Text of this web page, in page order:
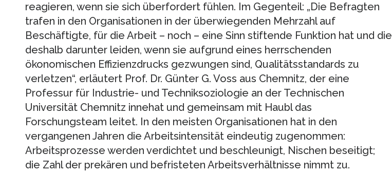
reagieren, wenn sie sich überfordert fühlen. Im Gegenteil: „Die Befragten
trafen in den Organisationen in der überwiegenden Mehrzahl auf
Beschäftigte, für die Arbeit – noch – eine Sinn stiftende Funktion hat und die
deshalb darunter leiden, wenn sie aufgrund eines herrschenden
ökonomischen Effizienzdrucks gezwungen sind, Qualitätsstandards zu
verletzen“, erläutert Prof. Dr. Günter G. Voss aus Chemnitz, der eine
Professur für Industrie- und Techniksoziologie an der Technischen
Universität Chemnitz innehat und gemeinsam mit Haubl das
Forschungsteam leitet. In den meisten Organisationen hat in den
vergangenen Jahren die Arbeitsintensität eindeutig zugenommen:
Arbeitsprozesse werden verdichtet und beschleunigt, Nischen beseitigt;
die Zahl der prekären und befristeten Arbeitsverhältnisse nimmt zu.